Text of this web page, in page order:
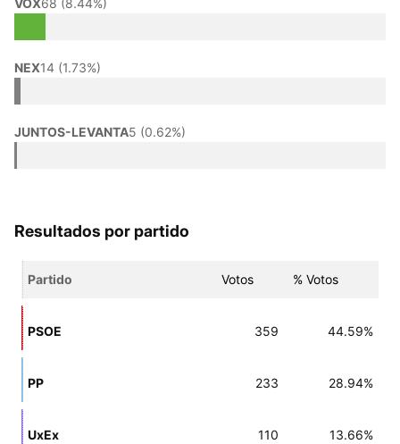
VOX68 (8.44%)
NEX14 (1.73%)
JUNTOS-LEVANTA5 (0.62%)
Resultados por partido
Partido Votos % Votos
PSOE 359 44.59%
PP 233 28.94%
UxEx 110 13.66%